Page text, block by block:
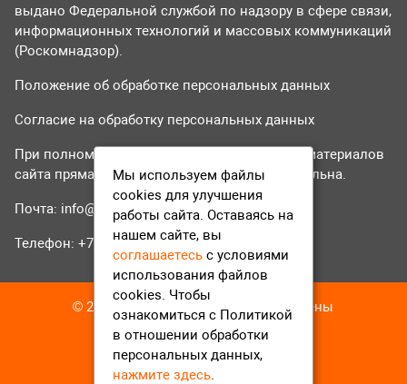
выдано Федеральной службой по надзору в сфере связи,
информационных технологий и массовых коммуникаций
(Роскомнадзор).
Положение об обработке персональных данных
Согласие на обработку персональных данных
При полном или частичном использовании материалов
сайта прямая гиперссылка на tvr24.tv обязательна.
Почта: info@tvr24.tv
Телефон: +7 (496) 551-04-95
© 2016-2023 ТВР24 Все права защищены
Мы используем файлы
cookies для улучшения
работы сайта. Оставаясь на
нашем сайте, вы
соглашаетесь с условиями
использования файлов
cookies. Чтобы
ознакомиться с Политикой
в отношении обработки
персональных данных,
нажмите здесь.